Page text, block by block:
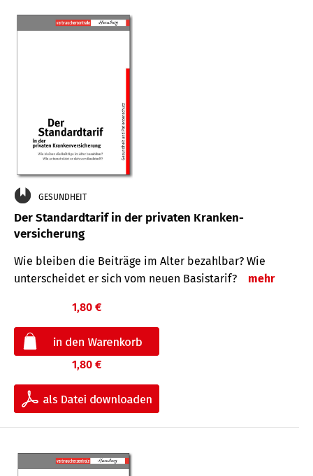
GESUNDHEIT
Der Standard­tarif in der privaten Kranken­
versicherung
Wie bleiben die Beiträge im Alter bezahlbar? Wie
unterscheidet er sich vom neuen Basistarif?
mehr
1,80 €
1,80 €